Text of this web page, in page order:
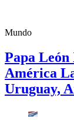
Mundo
Papa
América
Uruguay,